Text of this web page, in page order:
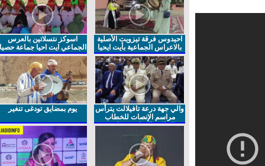
احيدوس فرقة تيزويت الأصلية
بالاعراس الجماعية بأيت ايحيا
اسوكز نتسلاتين بالعرس
الجماعي ايت احيا جماعة حصيا
والي جهة درعة تافيلالت يترأس
مراسم الإنصات للخطاب
الملكي السامي بمناسبة
يوم بمضايق تودغى تنغير